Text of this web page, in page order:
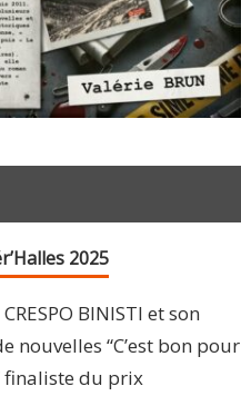
2025
BINISTI et son
nouvelles “C’est bon pour
finaliste du prix